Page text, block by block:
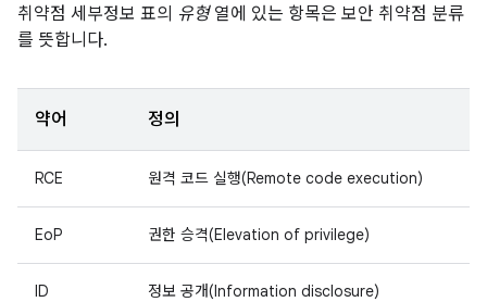
취약점 세부정보 표의 유형열에 있는 항목은 보안 취약점 분류
를 뜻합니다.
약어 정의
RCE 원격 코드 실행(Remote code execution)
EoP 권한 승격(Elevation of privilege)
ID 정보 공개(Information disclosure)